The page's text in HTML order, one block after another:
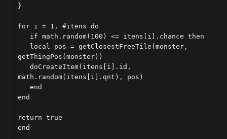
}
for i = 1, #itens do
getThingPos(monster))
math.random(itens[i].qnt), pos)
end
return true
end